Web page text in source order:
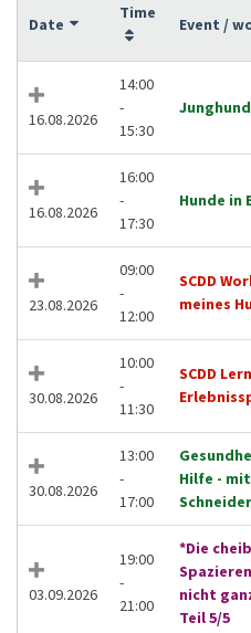
Date
Time
Event /
16.08.2026
14:00
-
15:30
16.08.2026
16:00
-
17:30
Hunde in
23.08.2026
09:00
-
12:00
SCDD
meines
30.08.2026
10:00
-
11:30
SCDD
30.08.2026
13:00
-
17:00
Hilfe -
03.09.2026
19:00
-
21:00
*Die
nicht
Teil 5/5